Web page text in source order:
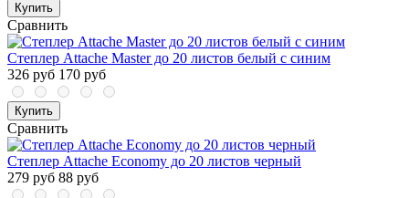
Купить
Сравнить
Степлер Attache Master до 20 листов белый с синим
326 руб 170 руб
Купить
Сравнить
Степлер Attache Economy до 20 листов черный
279 руб 88 руб